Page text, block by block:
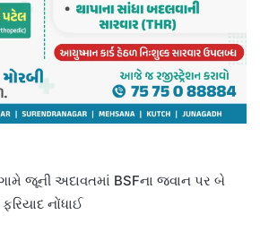
ગામે જૂની અદાવતમાં BSFના જવાન પર બે
નોંધાઈ